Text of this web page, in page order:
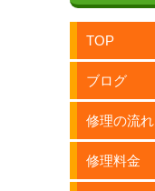
TOP
ブログ
修理の流れ
修理料金